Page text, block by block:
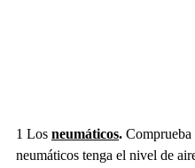
1 Los neumáticos. Comprueba
neumáticos tenga el nivel de